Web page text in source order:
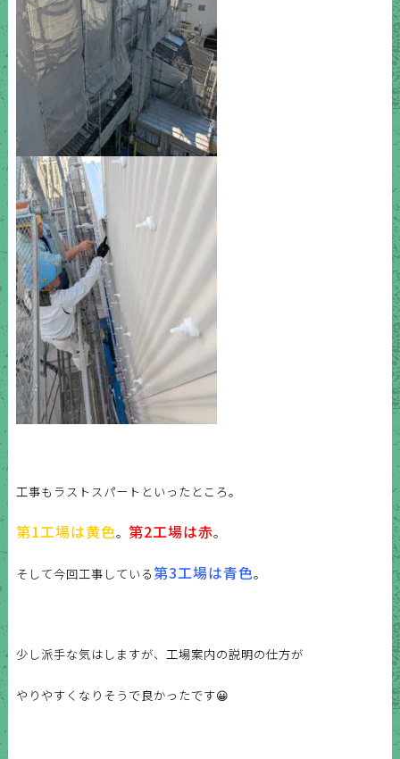
工事もラストスパートといったところ。
第1工場は黄色。 第2工場は赤。
そして今回工事している第3工場は青色。
少し派手な気はしますが、工場案内の説明の仕方が
やりやすくなりそうで良かったです😀